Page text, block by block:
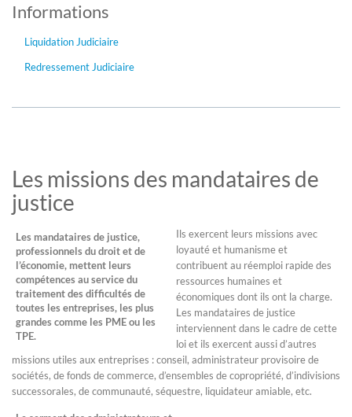
Informations
Liquidation Judiciaire
Redressement Judiciaire
Les missions des mandataires de
justice
Les mandataires de justice,
professionnels du droit et de
l’économie, mettent leurs
compétences au service du
traitement des difficultés de
toutes les entreprises, les plus
grandes comme les PME ou les
TPE.
Ils exercent leurs missions avec
loyauté et humanisme et
contribuent au réemploi rapide des
ressources humaines et
économiques dont ils ont la charge.
Les mandataires de justice
interviennent dans le cadre de cette
loi et ils exercent aussi d’autres
missions utiles aux entreprises : conseil, administrateur provisoire de
sociétés, de fonds de commerce, d’ensembles de copropriété, d’indivisions
successorales, de communauté, séquestre, liquidateur amiable, etc.